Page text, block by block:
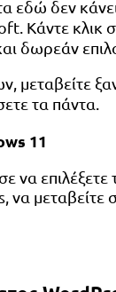
δεν
Κάντε κλικ
δωρεάν
τα πάντα.
11
να
να